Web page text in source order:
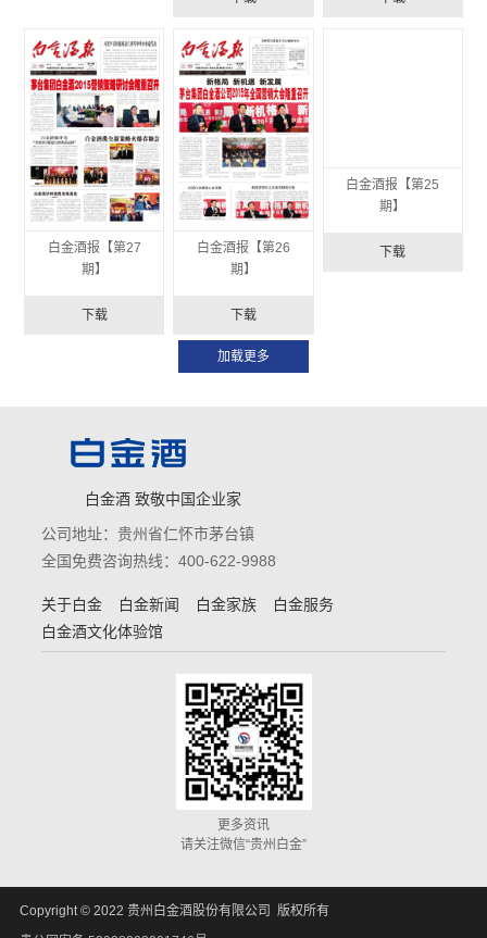
白金酒报【第27
期】
下载
白金酒报【第26
期】
下载
白金酒报【第25
白金酒 致敬中国企业家
公司地址：贵州省仁怀市茅台镇
全国免费咨询热线：400-622-9988
关于白金 白金新闻 白金家族
白金服务
白金酒文化体验馆
更多资讯
请关注微信“贵州白金”
Copyright © 2022 贵州白金酒股份有限公司 版权所有